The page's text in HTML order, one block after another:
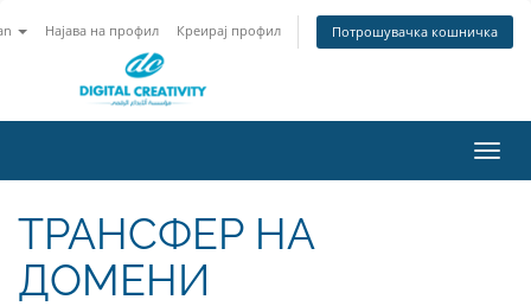
Најава на профил Креирај профил Потрошувачка кошничка
ја
ТРАНСФЕР НА
ДОМЕНИ